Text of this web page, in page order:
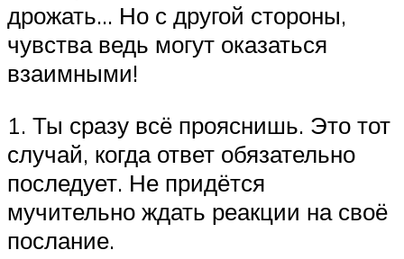
дрожать… Но с другой стороны,
чувства ведь могут оказаться
взаимными!
1. Ты сразу всё прояснишь. Это тот
случай, когда ответ обязательно
последует. Не придётся
мучительно ждать реакции на своё
послание.